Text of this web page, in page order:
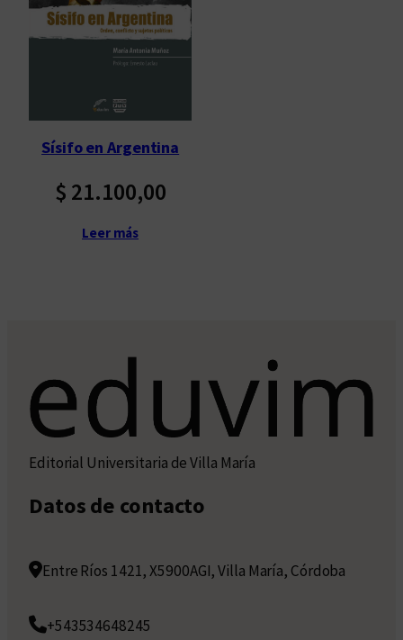
Sísifo en Argentina
$ 21.100,00
Leer más
Editorial Universitaria de Villa María
Datos de contacto
Entre Ríos 1421, X5900AGI, Villa María, Córdoba
+543534648245